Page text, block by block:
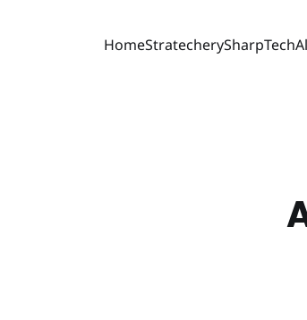
HomeStratecherySharpTech